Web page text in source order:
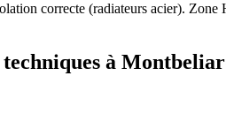
correcte (radiateurs acier). Zone
à